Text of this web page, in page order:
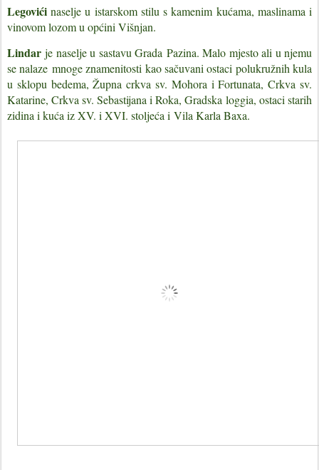
Legovići naselje u istarskom stilu s kamenim kućama, maslinama i
vinovom lozom u općini Višnjan.
Lindar je naseljeu sastavu Grada Pazina. Malo mjesto ali u njemu
se nalaze mnoge znamenitosti kao sačuvani ostaci polukružnih kula
u sklopu bedema, Župna crkva sv. Mohora i Fortunata, Crkva sv.
Katarine, Crkva sv. Sebastijana i Roka, Gradska loggia, ostaci starih
zidina i kuća iz XV. i XVI. stoljeća i Vila Karla Baxa.